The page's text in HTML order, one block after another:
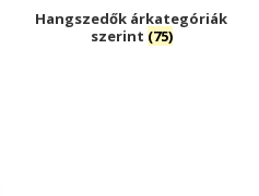
Hangszedők árkategóriák
szerint (75)